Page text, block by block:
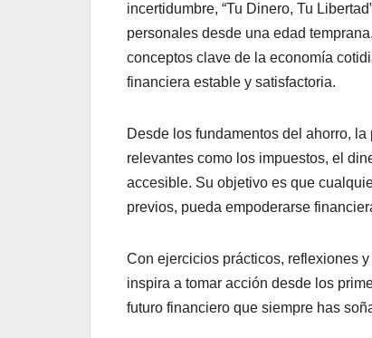
incertidumbre, “Tu Dinero, Tu Libertad
personales desde una edad
conceptos clave de la economía
financiera estable y satisfactoria.
Desde los fundamentos del ahorro, la
relevantes como los impuestos, el
accesible. Su objetivo es que
previos, pueda empoderarse
Con ejercicios prácticos, reflexiones
inspira a tomar acción desde los
futuro financiero que siempre has